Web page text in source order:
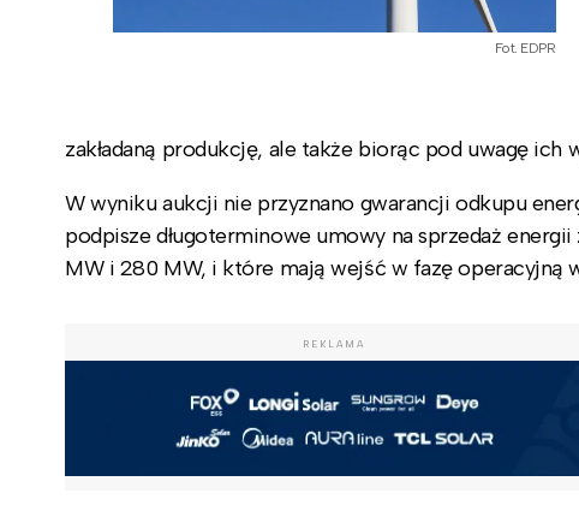
Fot. EDPR
zakładaną produkcję, ale także biorąc pod uwagę ich
W wyniku aukcji nie przyznano gwarancji odkupu
podpisze długoterminowe umowy na sprzedaż
MW i 280 MW, i które mają wejść w fazę operacyjną
REKLAMA